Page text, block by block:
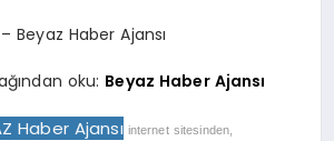
Beyaz Haber Ajansı
oku: Beyaz Haber Ajansı
Haber Ajansı internet sitesinden,